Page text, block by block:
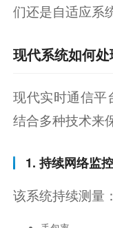
们还是自适应系
现代系统如何
现代实时通信平
结合多种技术来
1. 持续网络监控
该系统持续测量：